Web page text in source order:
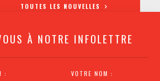
À NOTRE INFOLETTRE
: VOTRE NOM :
TOUTES LES NOUVELLES